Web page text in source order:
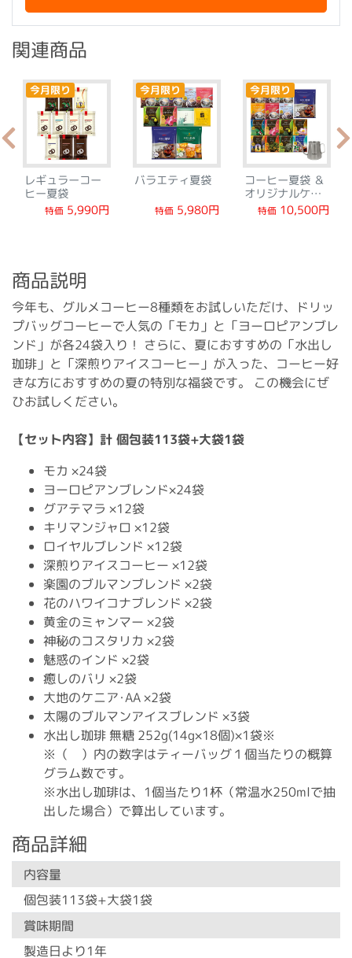
関連商品
今月限り
レギュラーコー
ヒー夏袋
特価 5,990円
今月限り
バラエティ夏袋
特価 5,980円
今月限り
コーヒー夏袋 ＆
オリジナルケト
特価 10,500円
商品説明
今年も、グルメコーヒー8種類をお試しいただけ、ドリッ
プバッグコーヒーで人気の「モカ」と「ヨーロピアンブレ
ンド」が各24袋入り！ さらに、夏におすすめの「水出し
珈琲」と「深煎りアイスコーヒー」が入った、コーヒー好
きな方におすすめの夏の特別な福袋です。 この機会にぜ
ひお試しください。
【セット内容】計 個包装113袋+大袋1袋
モカ ×24袋
ヨーロピアンブレンド×24袋
グアテマラ ×12袋
キリマンジャロ ×12袋
ロイヤルブレンド ×12袋
深煎りアイスコーヒー ×12袋
楽園のブルマンブレンド ×2袋
花のハワイコナブレンド ×2袋
黄金のミャンマー ×2袋
神秘のコスタリカ ×2袋
魅惑のインド ×2袋
癒しのバリ ×2袋
大地のケニア･AA ×2袋
太陽のブルマンアイスブレンド ×3袋
水出し珈琲 無糖 252g(14g×18個)×1袋※
※（ ）内の数字はティーバッグ１個当たりの概算
グラム数です。
※水出し珈琲は、1個当たり1杯（常温水250mlで抽
出した場合）で算出しています。
商品詳細
内容量
個包装113袋+大袋1袋
賞味期間
製造日より1年